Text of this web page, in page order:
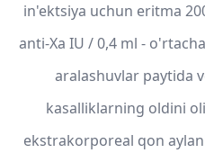
in'ektsiya uchun eritma
anti-Xa IU / 0,4 ml -
aralashuvlar paytida
kasalliklarning oldini
ekstrakorporeal qon